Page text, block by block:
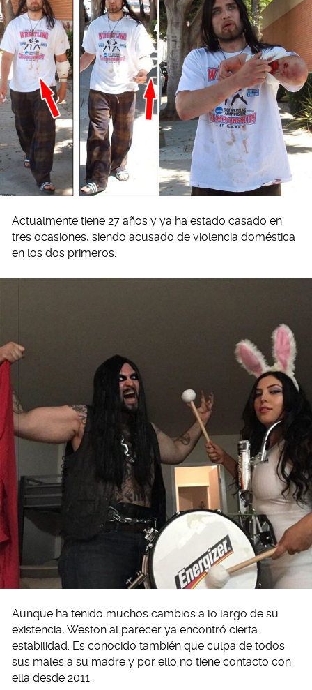
Actualmente tiene 27 años y ya ha estado casado en
tres ocasiones, siendo acusado de violencia doméstica
en los dos primeros.
Aunque ha tenido muchos cambios a lo largo de su
existencia, Weston al parecer ya encontró cierta
estabilidad. Es conocido también que culpa de todos
sus males a su madre y por ello no tiene contacto con
ella desde 2011.